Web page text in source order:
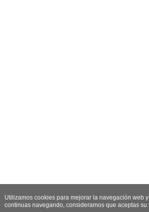
Utilizamos cookies para mejorar la navegación web
continuas navegando, consideramos que aceptas su